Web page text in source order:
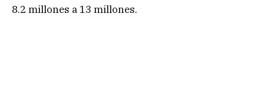
8.2 millones a 13 millones.